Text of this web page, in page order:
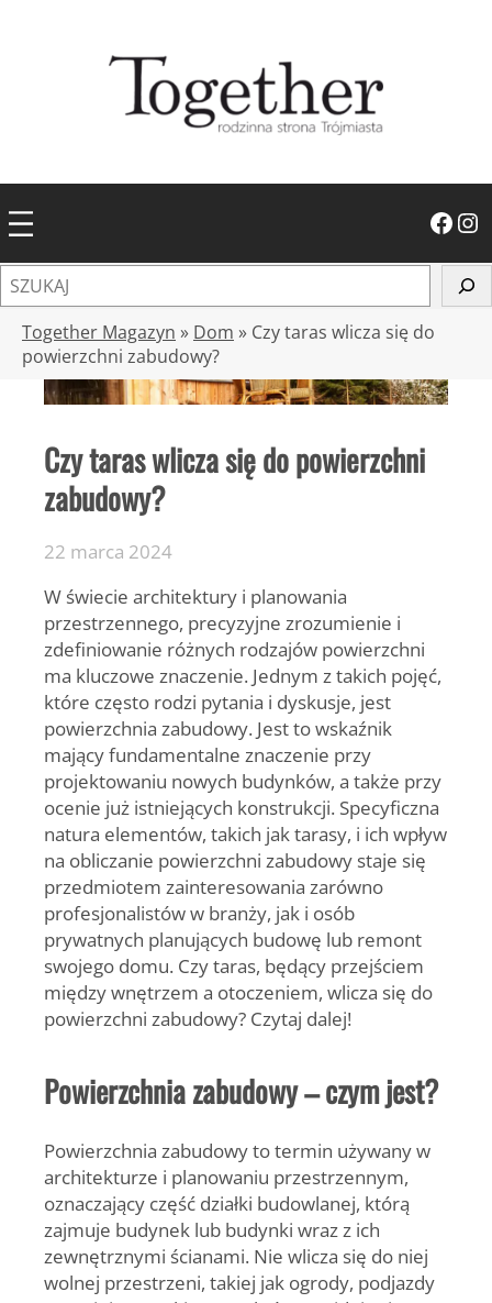
Facebook Instagram
z
Together Magazyn » Dom » Czy taras wlicza się do
powierzchni zabudowy?
Czy taras wlicza się do powierzchni
zabudowy?
22 marca 2024
W świecie architektury i planowania
przestrzennego, precyzyjne zrozumienie i
zdefiniowanie różnych rodzajów powierzchni
ma kluczowe znaczenie. Jednym z takich pojęć,
które często rodzi pytania i dyskusje, jest
powierzchnia zabudowy. Jest to wskaźnik
mający fundamentalne znaczenie przy
projektowaniu nowych budynków, a także przy
ocenie już istniejących konstrukcji. Specyficzna
natura elementów, takich jak tarasy, i ich wpływ
na obliczanie powierzchni zabudowy staje się
przedmiotem zainteresowania zarówno
profesjonalistów w branży, jak i osób
prywatnych planujących budowę lub remont
swojego domu. Czy taras, będący przejściem
między wnętrzem a otoczeniem, wlicza się do
powierzchni zabudowy? Czytaj dalej!
Powierzchnia zabudowy – czym jest?
Powierzchnia zabudowy to termin używany w
architekturze i planowaniu przestrzennym,
oznaczający część działki budowlanej, którą
zajmuje budynek lub budynki wraz z ich
zewnętrznymi ścianami. Nie wlicza się do niej
wolnej przestrzeni, takiej jak ogrody, podjazdy